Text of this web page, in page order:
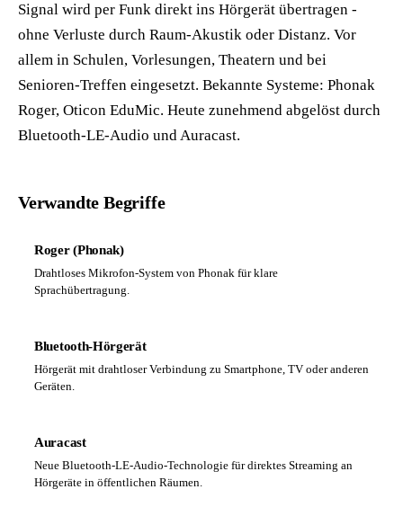
Signal wird per Funk direkt ins Hörgerät übertragen -
ohne Verluste durch Raum-Akustik oder Distanz. Vor
allem in Schulen, Vorlesungen, Theatern und bei
Senioren-Treffen eingesetzt. Bekannte Systeme: Phonak
Roger, Oticon EduMic. Heute zunehmend abgelöst durch
Bluetooth-LE-Audio und Auracast.
Verwandte Begriffe
Roger (Phonak)
Drahtloses Mikrofon-System von Phonak für klare
Sprachübertragung.
Bluetooth-Hörgerät
Hörgerät mit drahtloser Verbindung zu Smartphone, TV oder anderen
Geräten.
Auracast
Neue Bluetooth-LE-Audio-Technologie für direktes Streaming an
Hörgeräte in öffentlichen Räumen.